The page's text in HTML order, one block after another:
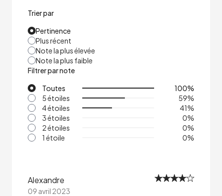
Trier par
Pertinence
Plus récent
Note la plus élevée
Note la plus faible
Filtrer par note
Toutes
100%
5 étoiles
59%
4 étoiles
41%
3 étoiles
0%
2 étoiles
0%
1 étoile
0%
Alexandre
09 avril 2023